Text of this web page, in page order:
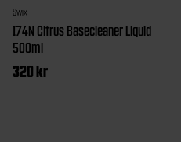
Swix
I74N Citrus Basecleaner Liquid
500ml
320kr